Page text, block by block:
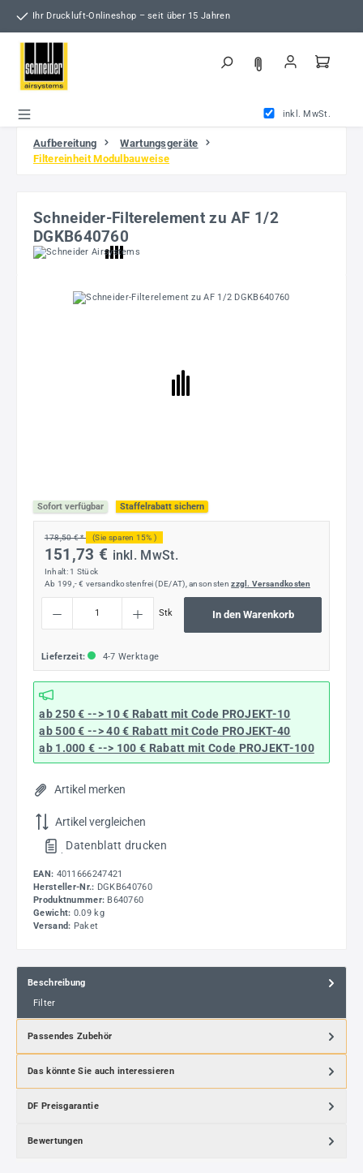
Zum Hauptinhalt springen
Ihr Druckluft-Onlineshop – seit über 15 Jahren
inkl. MwSt.
Aufbereitung
Wartungsgeräte
Filtereinheit Modulbauweise
Schneider-Filterelement zu AF 1/2
DGKB640760
Bildergalerie überspringen
Sofort verfügbar Staffelrabatt sichern
178,50 € * (Sie sparen 15% )
151,73 € inkl. MwSt.
Inhalt: 1 Stück
Ab 199,- € versandkostenfrei (DE/AT), ansonstenzzgl. Versandkosten
Stk In den Warenkorb
Lieferzeit: 4-7 Werktage
ab 250 € --> 10 € Rabatt mit Code PROJEKT-10
ab 500 € --> 40 € Rabatt mit Code PROJEKT-40
ab 1.000 € --> 100 € Rabatt mit Code PROJEKT-100
Artikel merken
Artikel vergleichen
. Datenblatt drucken
EAN: 4011666247421
Hersteller-Nr.: DGKB640760
Produktnummer: B640760
Gewicht: 0.09 kg
Versand: Paket
Beschreibung
Filter
Passendes Zubehör
Das könnte Sie auch interessieren
DF Preisgarantie
Bewertungen